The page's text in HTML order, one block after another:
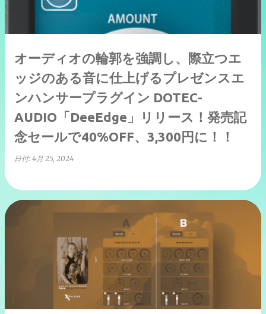
オーディオの輪郭を強調し、際立つエ
ッジのある音に仕上げるプレゼンスエ
ンハンサープラグイン DOTEC-
AUDIO「DeeEdge」リリース！発売記
念セールで40%OFF、3,300円に！！
日付: 4月 25, 2024